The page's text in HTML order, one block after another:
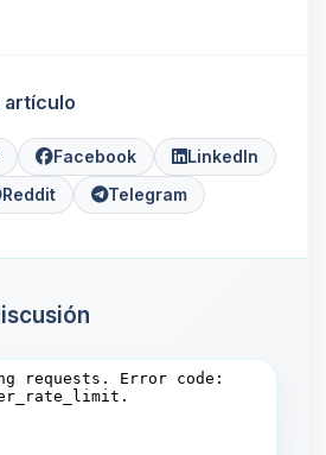
artículo
Facebook
LinkedIn
Reddit
Telegram